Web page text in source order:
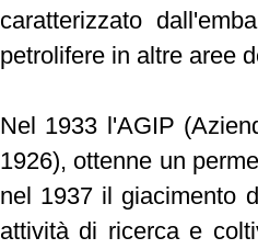
caratterizzato
petrolifere in altre aree
Nel 1933 l'AGIP
1926), ottenne un
nel 1937 il giacimento
attività di ricerca e